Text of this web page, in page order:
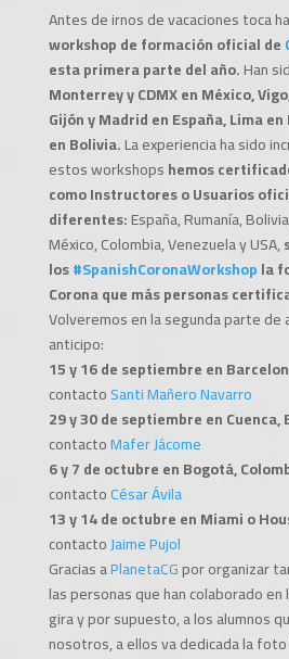
Antes de irnos de vacaciones toca
workshop de formación oficial de
esta primera parte del año.Han
Monterrey y CDMX en México,
Gijón y Madrid en España, Lima
en Bolivia.La experiencia ha sido
estos workshopshemos
como Instructores o Usuarios
diferentes:España, Rumanía,
México, Colombia, Venezuela y USA,
los#SpanishCoronaWorkshopla
Corona que más personas
Volveremos en la segunda parte de
anticipo:
15 y 16 de septiembre en
contactoSanti Mañero Navarro
29 y 30 de septiembre en Cuenca,
contactoMafer Jácome
6 y 7 de octubre en Bogotá,
contactoCésar Ávila
13 y 14 de octubre en Miami o
contactoJaime Pujol
Gracias aPlanetaCGpor organizar
las personas que han colaborado en
gira y por supuesto, a los alumnos
nosotros, a ellos va dedicada la